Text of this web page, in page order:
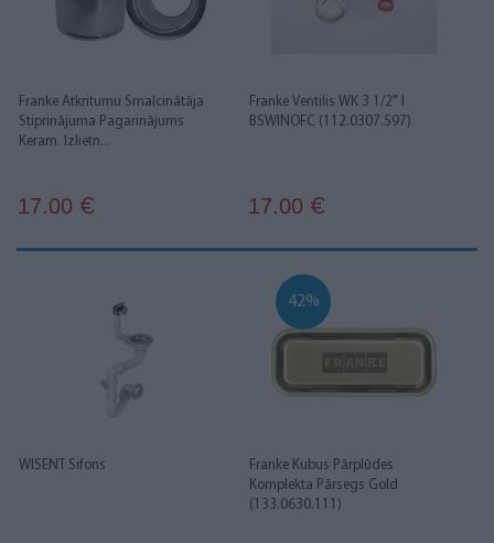
Franke Atkritumu Smalcinātāja
Stiprinājuma Pagarinājums
Keram. Izlietn...
17.00 €
Franke Ventilis WK 3 1/2" I
BSWINOFC (112.0307.597)
17.00 €
WISENT Sifons
Franke Kubus Pārplūdes
Komplekta Pārsegs Gold
(133.0630.111)
42%